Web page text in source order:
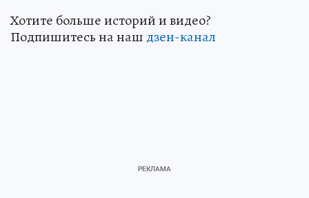
Хотите больше историй и видео?
Подпишитесь на наш дзен-канал